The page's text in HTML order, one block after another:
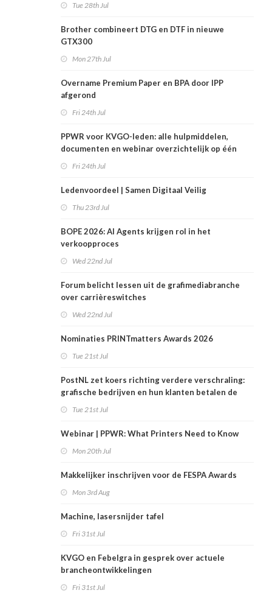
Tue 28th Jul
Brother combineert DTG en DTF in nieuwe
GTX300
Mon 27th Jul
Overname Premium Paper en BPA door IPP
afgerond
Fri 24th Jul
PPWR voor KVGO-leden: alle hulpmiddelen,
documenten en webinar overzichtelijk op één
Fri 24th Jul
Ledenvoordeel | Samen Digitaal Veilig
Thu 23rd Jul
BOPE 2026: AI Agents krijgen rol in het
verkoopproces
Wed 22nd Jul
Forum belicht lessen uit de grafimediabranche
over carrièreswitches
Wed 22nd Jul
Nominaties PRINTmatters Awards 2026
Tue 21st Jul
PostNL zet koers richting verdere verschraling:
grafische bedrijven en hun klanten betalen de
Tue 21st Jul
Webinar | PPWR: What Printers Need to Know
Mon 20th Jul
Makkelijker inschrijven voor de FESPA Awards
Mon 3rd Aug
Machine, lasersnijder tafel
Fri 31st Jul
KVGO en Febelgra in gesprek over actuele
brancheontwikkelingen
Fri 31st Jul